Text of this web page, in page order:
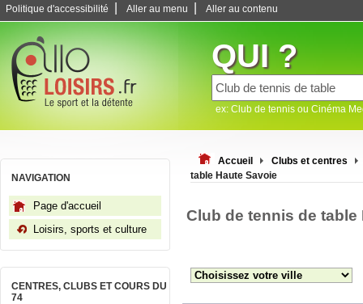
Politique d'accessibilité Aller au menu Aller au contenu
QUI ?
ex: Club de tennis ou Cinéma
NAVIGATION
Page d'accueil
Loisirs, sports et culture
CENTRES, CLUBS ET COURS DU
74
Accueil
Clubs et centres
table Haute Savoie
Club de tennis de table